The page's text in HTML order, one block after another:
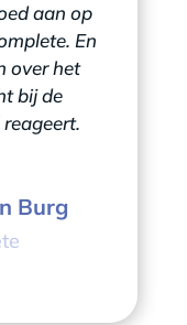
aan op
En
over het
bij de
Burg